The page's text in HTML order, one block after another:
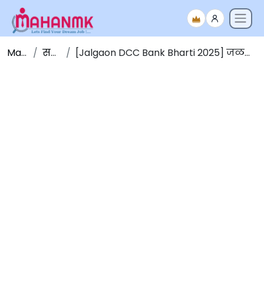
Maha NMK सर्व जाहिराती [Jalgaon DCC Bank Bharti 2025] जळगाव जिल्हा मध्यवर्ती सहकारी बँकेत 220 जागांसाठी भरती 2025